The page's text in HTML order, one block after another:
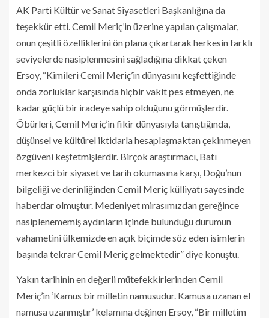
AK Parti Kültür ve Sanat Siyasetleri Başkanlığına da
teşekkür etti. Cemil Meriç’in üzerine yapılan çalışmalar,
onun çeşitli özelliklerini ön plana çıkartarak herkesin farklı
seviyelerde nasiplenmesini sağladığına dikkat çeken
Ersoy, “Kimileri Cemil Meriç’in dünyasını keşfettiğinde
onda zorluklar karşısında hiçbir vakit pes etmeyen, ne
kadar güçlü bir iradeye sahip olduğunu görmüşlerdir.
Öbürleri, Cemil Meriç’in fikir dünyasıyla tanıştığında,
düşünsel ve kültürel iktidarla hesaplaşmaktan çekinmeyen
özgüveni keşfetmişlerdir. Birçok araştırmacı, Batı
merkezci bir siyaset ve tarih okumasına karşı, Doğu’nun
bilgeliği ve derinliğinden Cemil Meriç külliyatı sayesinde
haberdar olmuştur. Medeniyet mirasımızdan gereğince
nasiplenememiş aydınların içinde bulunduğu durumun
vahametini ülkemizde en açık biçimde söz eden isimlerin
başında tekrar Cemil Meriç gelmektedir” diye konuştu.
Yakın tarihinin en değerli mütefekkirlerinden Cemil
Meriç’in ‘Kamus bir milletin namusudur. Kamusa uzanan el
namusa uzanmıştır’ kelamına değinen Ersoy, “Bir milletim